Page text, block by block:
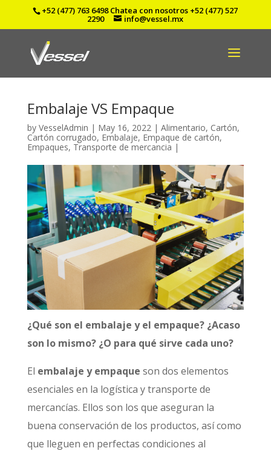
+52 (477) 763 6498Chatea con nosotros +52 (477) 527
2290 info@vessel.mx
Embalaje VS Empaque
by VesselAdmin | May 16, 2022| Alimentario, Cartón,
Cartón corrugado, Embalaje, Empaque de cartón,
Empaques, Transporte de mercancia |
¿Qué son el embalaje y el empaque? ¿Acaso
son lo mismo? ¿O para qué sirve cada uno?
El embalaje y empaque son dos elementos
esenciales en la logística y transporte de
mercancías. Ellos son los que aseguran la
buena conservación de los productos, así como
que lleguen en perfectas condiciones al